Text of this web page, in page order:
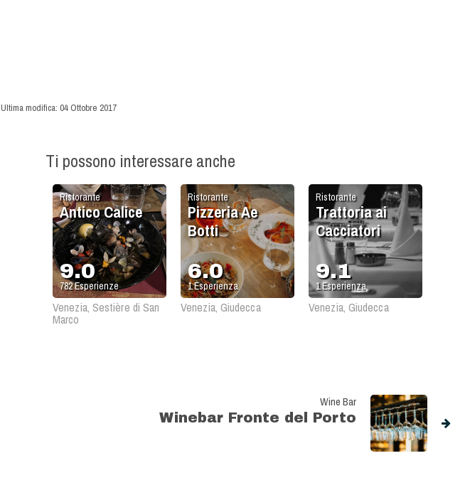
Ultima modifica: 04 Ottobre 2017
Ti possono interessare anche
Ristorante
Trattoria ai
Cacciatori
9.1
1Esperienza
Venezia, Giudecca
Ristorante
Pizzeria Ae
Botti
6.0
1Esperienza
Venezia, Giudecca
Ristorante
Antico Calice
9.0
782Esperienze
Venezia, Sestière di San
Marco
Wine Bar
Winebar Fronte del Porto